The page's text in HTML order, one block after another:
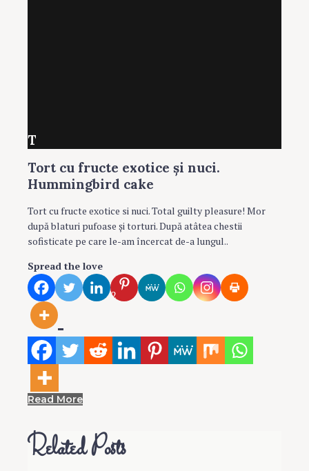
T
Tort cu fructe exotice şi nuci.
Hummingbird cake
Tort cu fructe exotice si nuci. Total guilty pleasure! Mor
după blaturi pufoase şi torturi. După atâtea chestii
sofisticate pe care le-am încercat de-a lungul..
Spread the love
2
Read More
Related Posts